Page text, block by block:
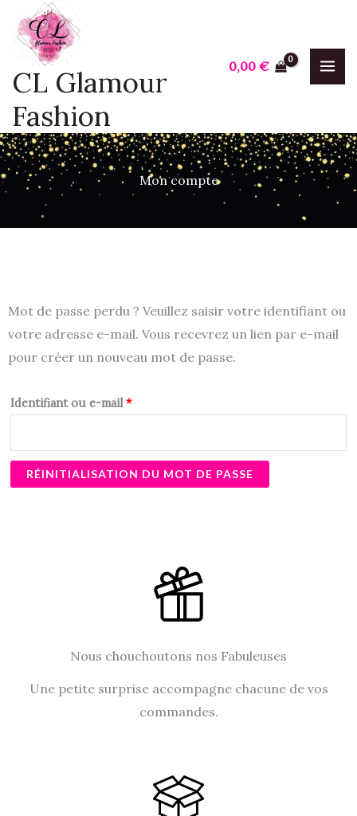
Aller
contenu
CL Glamour
Fashion
0,00€
Mon compte
Mot de passe perdu ? Veuillez saisir votre identifiant ou
votre adresse e-mail. Vous recevrez un lien par e-mail
pour créer un nouveau mot de passe.
Identifiant ou e-mail *
Obligatoire
RÉINITIALISATION DU MOT DE PASSE
Nous chouchoutons nos Fabuleuses
Une petite surprise accompagne chacune de vos
commandes.